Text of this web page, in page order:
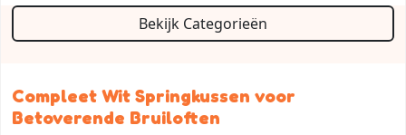
Bekijk Categorieën
Compleet Wit Springkussen voor
Betoverende Bruiloften